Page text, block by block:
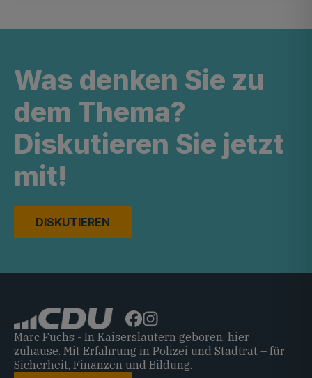
Was denken Sie zu
dem Thema?
Diskutieren Sie jetzt
mit!
DISKUTIEREN
Marc Fuchs - In Kaiserslautern geboren, hier
zuhause. Mit Erfahrung in Polizei und Stadtrat – für
Sicherheit, Finanzen und Bildung.